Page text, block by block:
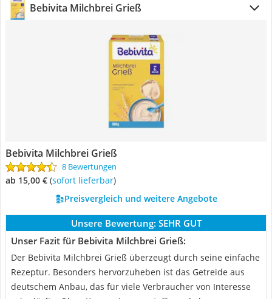
Bebivita Milchbrei Grieß
Bebivita Milchbrei Grieß
8 Bewertungen
ab 15,00 € ( Sofort lieferbar)
Preisvergleich und weitere Angebote
Unsere Bewertung: SEHR GUT
Unser Fazit für Bebivita Milchbrei Grieß:
Der Bebivita Milchbrei Grieß überzeugt durch seine einfache
Rezeptur. Besonders hervorzuheben ist das Getreide aus
deutschem Anbau, das für viele Verbraucher von Interesse